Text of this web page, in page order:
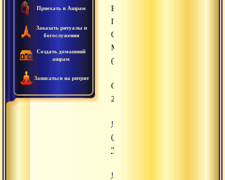
Приехать в Ашрам
Заказать ритуалы и
богослужения
Создать домашний
ашрам
Записаться на ритрит
Вишнудевананда
Гири.
Озеро
Манасаровар
(Тибет).
Сатсанги
2012
![10.04.2012 Сатсанг "Устный
(https://www.advayta.org/upload/
"10.04.2012 Сатсанг "Устный
![31.05.2012 Сатсанг